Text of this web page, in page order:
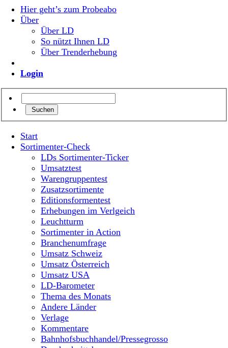
Hier geht’s zum Probeabo
Über
Über LD
So nützt Ihnen LD
Über Trenderhebung
Login
Suchen
Start
Sortimenter-Check
LDs Sortimenter-Ticker
Umsatztest
Warengruppentest
Zusatzsortimente
Editionsformentest
Erhebungen im Verlgeich
Leuchtturm
Sortimenter in Action
Branchenumfrage
Umsatz Schweiz
Umsatz Österreich
Umsatz USA
LD-Barometer
Thema des Monats
Andere Länder
Verlage
Kommentare
Bahnhofsbuchhandel/Pressegrosso